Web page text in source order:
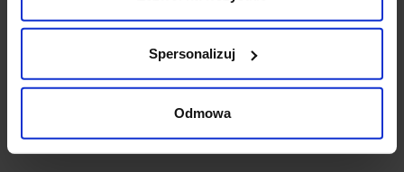
Spersonalizuj
Odmowa